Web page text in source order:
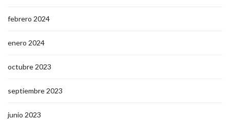
febrero 2024
enero 2024
octubre 2023
septiembre 2023
junio 2023